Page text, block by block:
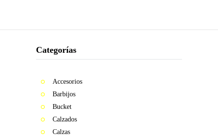
Categorías
Accesorios
Barbijos
Bucket
Calzados
Calzas